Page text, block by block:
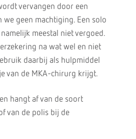
vervangen door een
we geen machtiging. Een solo
meestal niet vergoed.
na wat wel en niet
daarbij als hulpmiddel
van de MKA-chirurg krijgt.
hangt af van de soort
van de polis bij de